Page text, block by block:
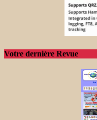
Votre dernière Revue